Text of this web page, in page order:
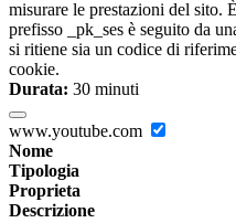
misurare le prestazioni del sito.
prefisso _pk_ses è seguito da
si ritiene sia un codice di
cookie.
Durata: 30 minuti
www.youtube.com
Nome
Tipologia
Proprieta
Descrizione